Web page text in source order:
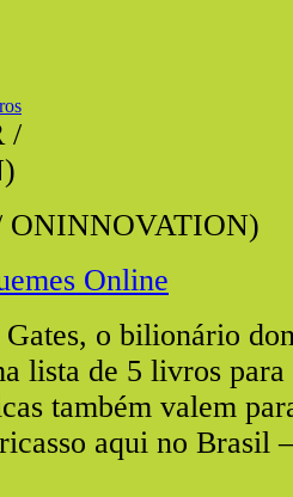
ONINNOVATION)
Online
o bilionário
lista de 5 livros
também valem
aqui no Brasil